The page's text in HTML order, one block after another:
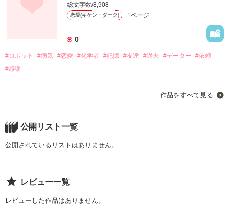
総文字数/8,908
恋愛(キケン・ダーク) 1ページ
0
#ロボット #病気 #恋愛 #化学者 #記憶 #友達 #過去 #データー
#依頼
#感謝
作品をすべて見る
公開リスト一覧
公開されているリストはありません。
レビュー一覧
レビューした作品はありません。